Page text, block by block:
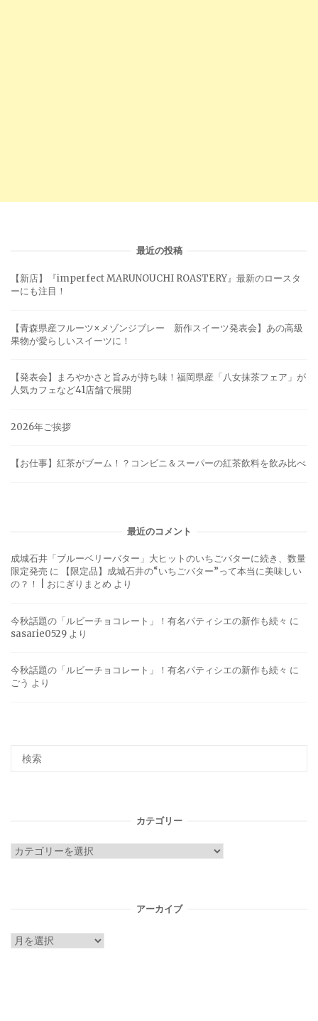
最近の投稿
【新店】『imperfect MARUNOUCHI ROASTERY』最新のロースタ
ーにも注目！
【青森県産フルーツ×メゾンジブレー 新作スイーツ発表会】あの高級
果物が愛らしいスイーツに！
【発表会】まろやかさと旨みが持ち味！福岡県産「八女抹茶フェア」が
人気カフェなど41店舗で展開
2026年ご挨拶
【お仕事】紅茶がブーム！？コンビニ＆スーパーの紅茶飲料を飲み比べ
最近のコメント
成城石井「ブルーベリーバター」大ヒットのいちごバターに続き、数量
限定発売 に
【限定品】成城石井の“いちごバター”って本当に美味しい
の？！ | おにぎりまとめ より
今秋話題の「ルビーチョコレート」！有名パティシエの新作も続々 に
sasarie0529 より
今秋話題の「ルビーチョコレート」！有名パティシエの新作も続々 に
ごう より
カテゴリー
カ
アーカイブ
ア